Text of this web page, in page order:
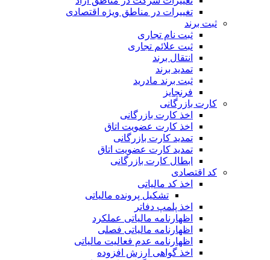
تغییرات در مناطق ویژه اقتصادی
ثبت برند
ثبت نام تجاری
ثبت علائم تجاری
انتقال برند
تمدید برند
ثبت برند مادرید
فرنچایز
کارت بازرگانی
اخذ کارت بازرگانی
اخذ کارت عضویت اتاق
تمدید کارت بازرگانی
تمدید کارت عضویت اتاق
ابطال کارت بازرگانی
کد اقتصادی
اخذ کد مالیاتی
تشکیل پرونده مالیاتی
اخذ پلمپ دفاتر
اظهارنامه مالیاتی عملکرد
اظهارنامه مالیاتی فصلی
اظهارنامه عدم فعالیت مالیاتی
اخذ گواهی ارزش افزوده